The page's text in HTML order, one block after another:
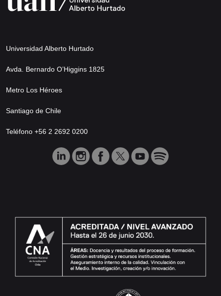
Universidad Alberto Hurtado
Avda. Bernardo O’Higgins 1825
Metro Los Héroes
Santiago de Chile
Teléfono +56 2 2692 0200